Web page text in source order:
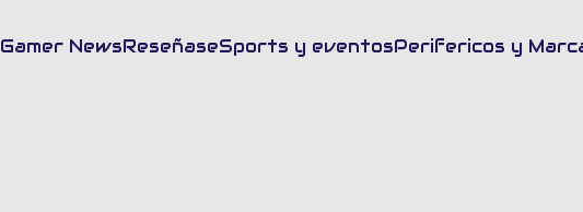
Gamer NewsReseñaseSports y eventosPerifericos y
Busca en FrikiUp